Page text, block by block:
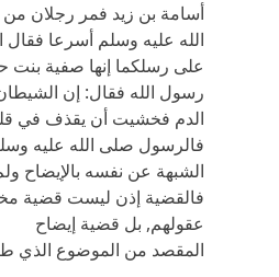
أسامة بن زيد فمر رجلان من
الله عليه وسلم أسرعا فقال
على رسلكما إنها صفية بنت
رسول الله فقال: إن
الدم فخشيت أن يقذف في
فالرسول صلى الله عليه
الشبهة عن نفسه بالإيضاح
فالقضية إذن ليست قضية
عقولهم, بل قضية إيضاح
المقصد من الموضوع الذي